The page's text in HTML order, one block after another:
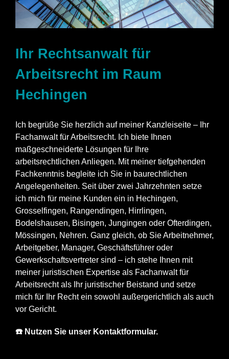
Ihr Rechtsanwalt für
Arbeitsrecht im Raum
Hechingen
Ich begrüße Sie herzlich auf meiner Kanzleiseite – Ihr
Fachanwalt für Arbeitsrecht. Ich biete Ihnen
maßgeschneiderte Lösungen für Ihre
arbeitsrechtlichen Anliegen. Mit meiner tiefgehenden
Fachkenntnis begleite ich Sie in baurechtlichen
Angelegenheiten. Seit über zwei Jahrzehnten setze
ich mich für meine Kunden ein in Hechingen,
Grosselfingen, Rangendingen, Hirrlingen,
Bodelshausen, Bisingen, Jungingen oder Ofterdingen,
Mössingen, Nehren. Ganz gleich, ob Sie Arbeitnehmer,
Arbeitgeber, Manager, Geschäftsführer oder
Gewerkschaftsvertreter sind – ich stehe Ihnen mit
meiner juristischen Expertise als Fachanwalt für
Arbeitsrecht als Ihr juristischer Beistand und setze
mich für Ihr Recht ein sowohl außergerichtlich als auch
vor Gericht.
☎️ Nutzen Sie unser Kontaktformular.